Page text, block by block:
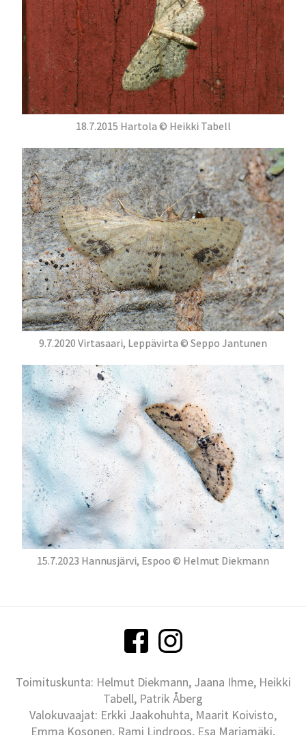
18.7.2015 Hartola © Heikki Tabell
9.7.2020 Virtasaari, Leppävirta © Seppo Jantunen
15.7.2023 Hannusjärvi, Espoo © Helmut Diekmann
Toimituskunta: Helmut Diekmann, Jaana Ihme, Heikki
Tabell, Patrik Åberg
Valokuvaajat: Erkki Jaakohuhta, Maarit Koivisto,
Emma Kosonen, Rami Lindroos, Esa Marjamäki,